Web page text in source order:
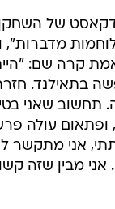
של
מדברות",
קרה שם:
בתאילנד.
תחשוב שאני
עולה
אני מתקשר
מבין שזה